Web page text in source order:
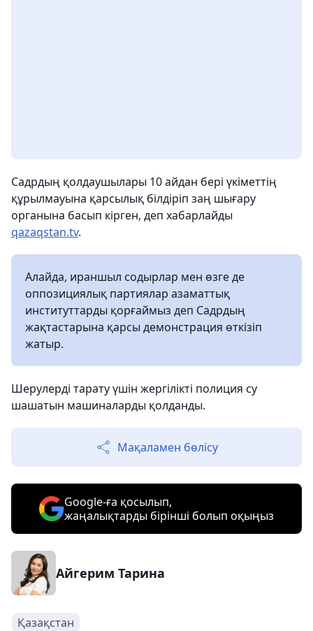
Садрдың қолдаушылары 10 айдан бері үкіметтің
құрылмауына қарсылық білдіріп заң шығару
органына басып кірген, деп хабарлайды
qazaqstan.tv.
Алайда, ираншыл содырлар мен өзге де
оппозициялық партиялар азаматтық
институттарды қорғаймыз деп Садрдың
жақтастарына қарсы демонстрация өткізіп
жатыр.
Шерулерді тарату үшін жергілікті полиция су
шашатын машиналарды қолданды.
Мақаламен бөлісу
Google-ға қосылып,
жаңалықтарды бірінші болып оқыңыз
Айгерим Тарина
Қазақстан